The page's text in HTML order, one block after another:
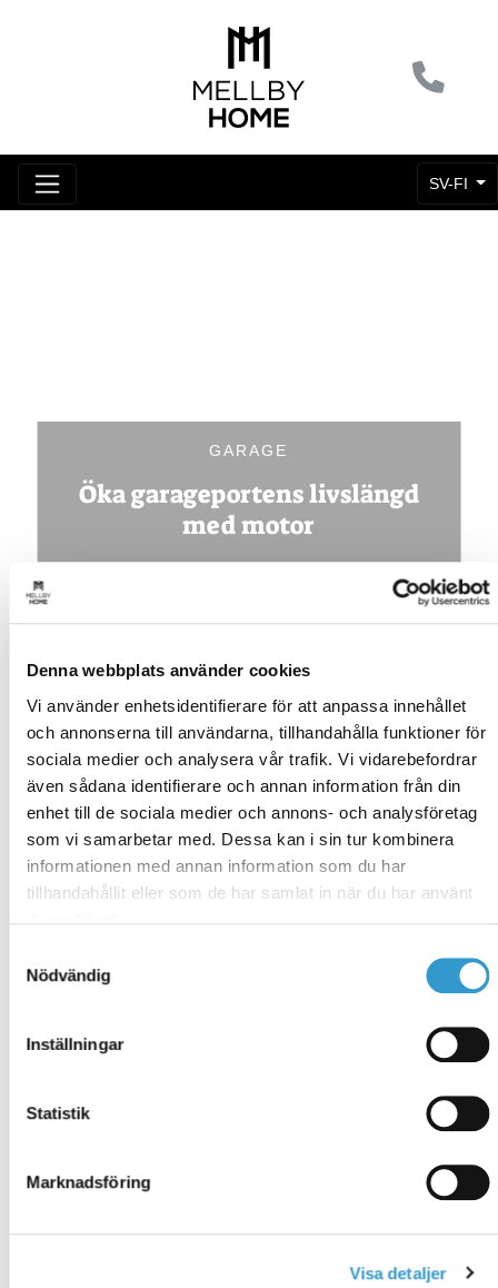
Denna webbplats använder cookies
Vi använder enhetsidentifierare för att anpassa innehållet
och annonserna till användarna, tillhandahålla funktioner för
sociala medier och analysera vår trafik. Vi vidarebefordrar
även sådana identifierare och annan information från din
enhet till de sociala medier och annons- och analysföretag
som vi samarbetar med. Dessa kan i sin tur kombinera
informationen med annan information som du har
tillhandahållit eller som de har samlat in när du har använt
Nödvändig
Inställningar
Statistik
Marknadsföring
Visa detaljer
SV-FI
GARAGE
Öka garageportens livslängd
med motor
slippa kliva ur bilen för att öppna och stänga porten
Något som många kanske inte tänkt på är att den
mindre slitage på garageporten. Det resulterar i sin tur
priser är det en förhållandevis billig investering att
över 10 år som vår garanti gäller.
Kontakta gärna oss så berättar vi mer, kontakta oss